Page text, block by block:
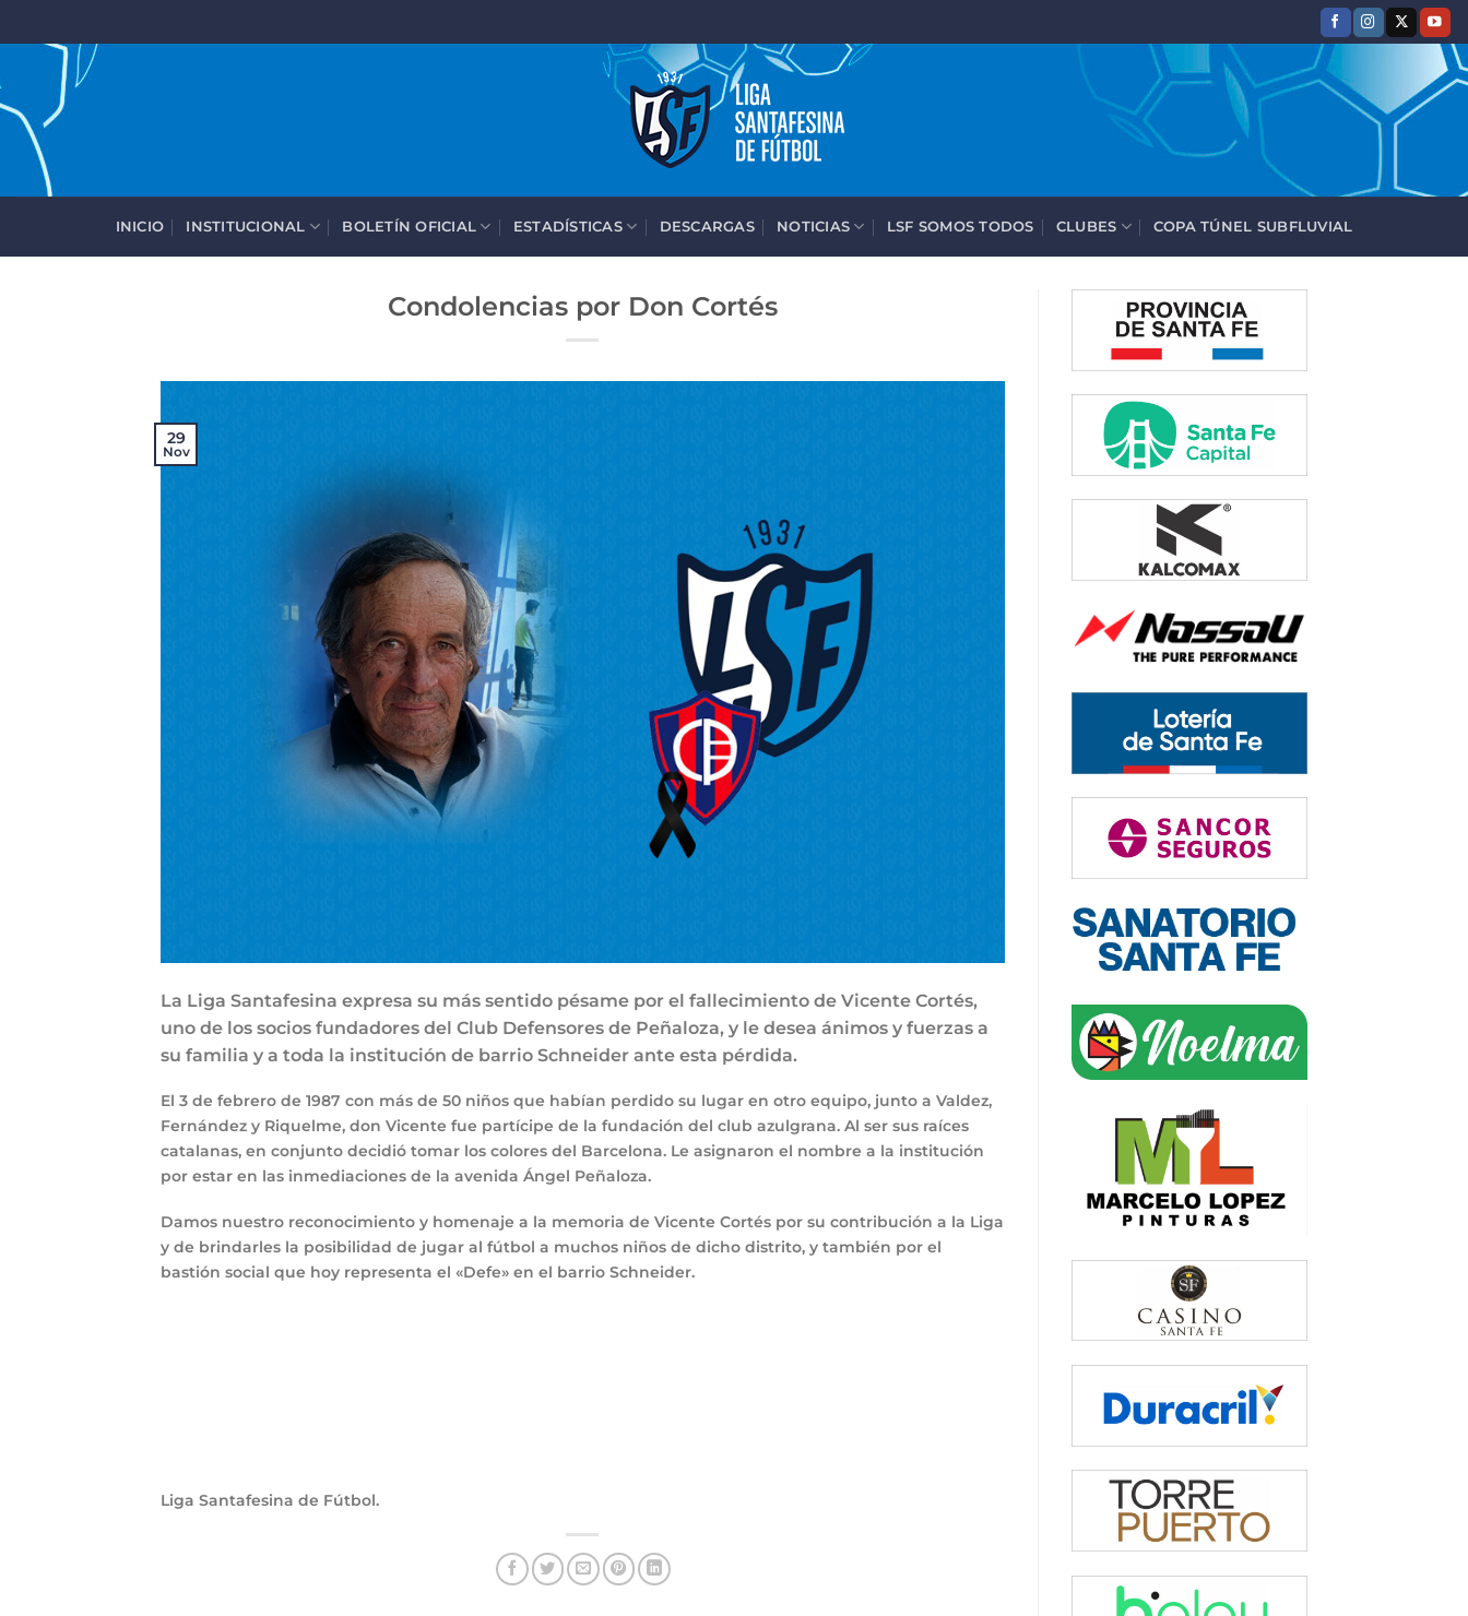
contenido
INICIO INSTITUCIONAL BOLETÍN OFICIAL ESTADÍSTICAS DESCARGAS NOTICIAS LSF SOMOS TODOS CLUBES COPA TÚNEL SUBFLUVIAL
Condolencias por Don Cortés
29
Nov
La Liga Santafesina expresa su más sentido pésame por el fallecimiento de Vicente Cortés,
uno de los socios fundadores del Club Defensores de Peñaloza, y le desea ánimos y fuerzas a
su familia y a toda la institución de barrio Schneider ante esta pérdida.
El 3 de febrero de 1987 con más de 50 niños que habían perdido su lugar en otro equipo, junto a Valdez,
Fernández y Riquelme, don Vicente fue partícipe de la fundación del club azulgrana. Al ser sus raíces
catalanas, en conjunto decidió tomar los colores del Barcelona. Le asignaron el nombre a la institución
por estar en las inmediaciones de la avenida Ángel Peñaloza.
Damos nuestro reconocimiento y homenaje a la memoria de Vicente Cortés por su contribución a la Liga
y de brindarles la posibilidad de jugar al fútbol a muchos niños de dicho distrito, y también por el
bastión social que hoy representa el «Defe» en el barrio Schneider.
Liga Santafesina de Fútbol.